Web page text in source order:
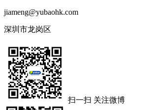
jiameng@yubaohk.com
深圳市龙岗区
扫一扫 关注微博